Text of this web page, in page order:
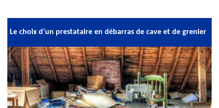
Le choix d’un prestataire en débarras de cave et de grenier